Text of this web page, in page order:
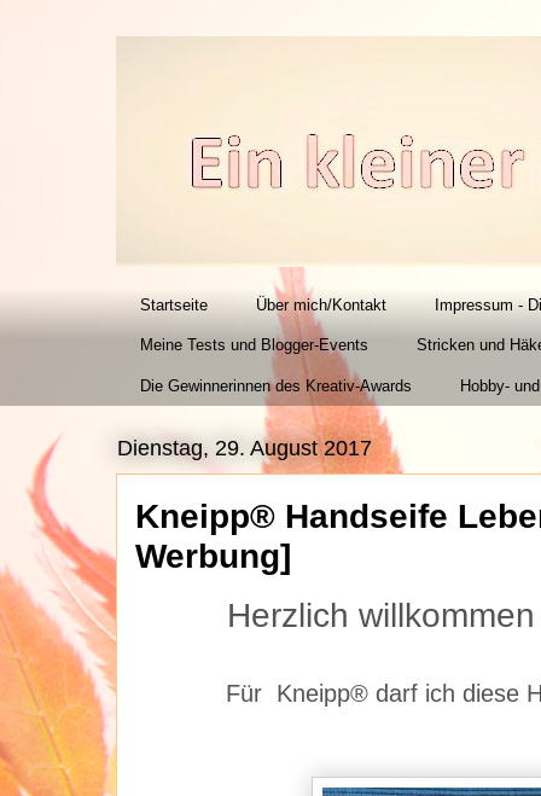
Startseite Über mich/Kontakt Impressum -
Meine Tests und Blogger-Events Stricken und
Die Gewinnerinnen des Kreativ-Awards Hobby-
Dienstag, 29. August 2017
Kneipp® Handseife
Werbung]
Herzlich
Für Kneipp® darf ich diese